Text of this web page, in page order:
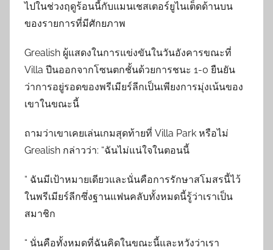
ไปในช่วงฤดูร้อนนี้กับแมนเชสเตอร์ยูไนเต็ดด้านบน
ของรายการที่มีศักยภาพ
Grealish ผู้แสดงในการแข่งขันในวันอังคารขณะที่
Villa ปีนออกจากโซนตกชั้นด้วยการชนะ 1-0 ยืนยัน
ว่าการอยู่รอดของพรีเมียร์ลีกเป็นเพียงการมุ่งเน้นของ
เขาในขณะนี้
ถามว่าเขาเคยเล่นเกมสุดท้ายที่ Villa Park หรือไม่
Grealish กล่าวว่า: “ฉันไม่แน่ใจในตอนนี้
“ ฉันมีเป้าหมายเดียวและนั่นคือการรักษาสโมสรนี้ไว้
ในพรีเมียร์ลีกซึ่งฐานแฟนคลับทั้งหมดนี้รู้ว่าเราเป็น
สมาชิก
“ นั่นคือทั้งหมดที่ฉันคิดในขณะนี้และหวังว่าเรา